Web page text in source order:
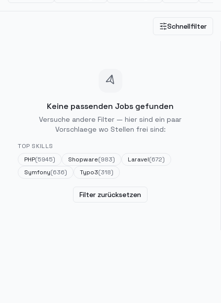
Schnellfilter
Keine passenden Jobs gefunden
Versuche andere Filter — hier sind ein paar
Vorschlaege wo Stellen frei sind:
TOP SKILLS
PHP(5945) Shopware(983) Laravel(672)
Symfony(636) Typo3(318)
Filter zurücksetzen